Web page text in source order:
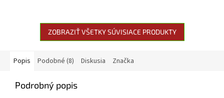
ZOBRAZIŤ VŠETKY SÚVISIACE PRODUKTY
Popis Podobné (8) Diskusia Značka
Podrobný popis